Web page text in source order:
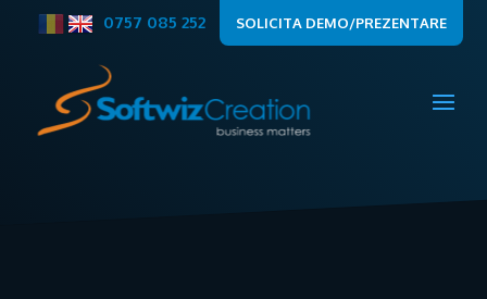
0757 085 252 SOLICITA DEMO/PREZENTARE